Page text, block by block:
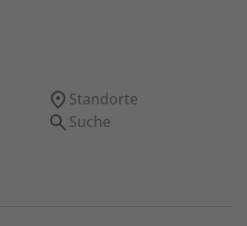
Standorte
Suche